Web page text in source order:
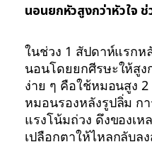
นอนยกหัวสูงกว่าหัวใจ
ในช่วง 1 สัปดาห์แรก
นอนโดยยกศีรษะให้สูง
ง่าย ๆ คือใช้หมอนสูง
หมอนรองหลังรูปลิ่ม ก
แรงโน้มถ่วง ดึงของเ
เปลือกตาให้ไหลกลับล